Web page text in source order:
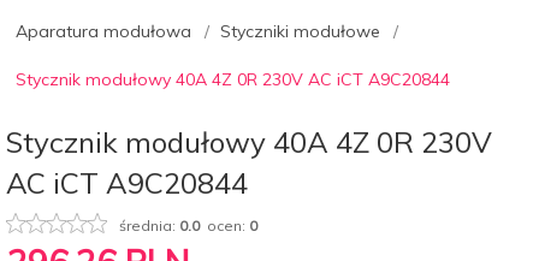
Aparatura modułowa Styczniki modułowe
Stycznik modułowy 40A 4Z 0R 230V AC iCT A9C20844
Stycznik modułowy 40A 4Z 0R 230V
AC iCT A9C20844
średnia: 0.0ocen: 0